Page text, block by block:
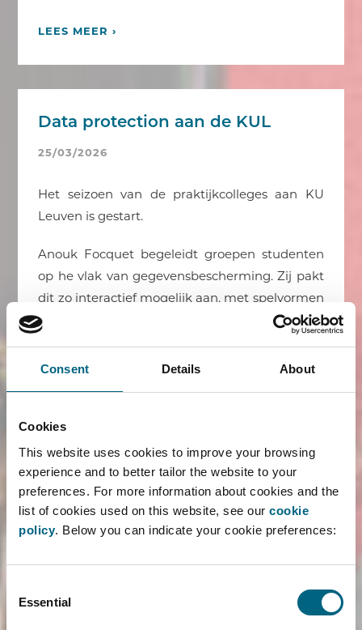
Consent Details About
Cookies
This website uses cookies to improve your browsing
experience and to better tailor the website to your
preferences. For more information about cookies and the
list of cookies used on this website, see our cookie
policy. Below you can indicate your cookie preferences:
Selection
Essential
LEES MEER ›
Data protection aan de KUL
25/03/2026
Het seizoen van de praktijkcolleges aan KU
Leuven is gestart.
Anouk Focquet begeleidt groepen studenten
op he vlak van gegevensbescherming. Zij pakt
dit zo interactief mogelijk aan, met spelvormen
en FAROS-gadgets.
Karolien Francken en Annemie
van de Vliet gastspreker bij
Faros is uitgenodigd om een gastcollege te